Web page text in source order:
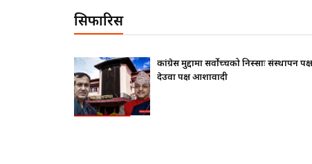
सिफारिस
राष्ट्रपतिले के सोधे ? बालेनले के जवाफ दिए ?